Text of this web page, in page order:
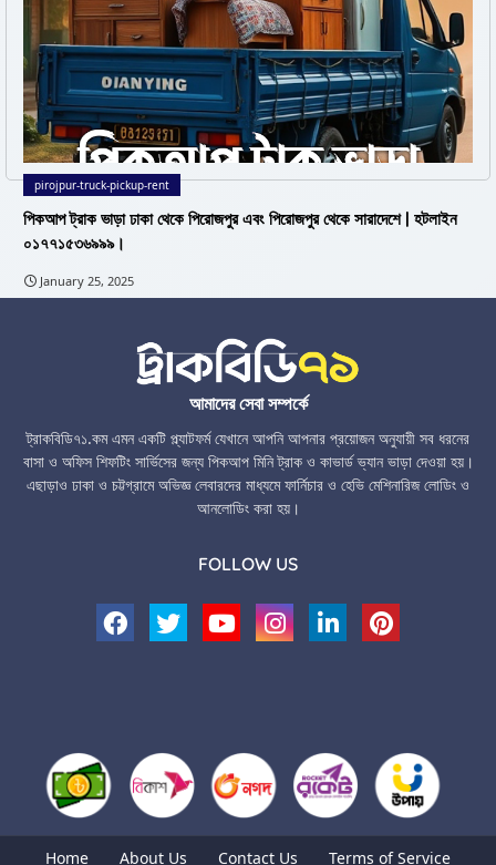
pirojpur-truck-pickup-rent
পিকআপ ট্রাক ভাড়া ঢাকা থেকে পিরোজপুর এবং পিরোজপুর থেকে সারাদেশে | হটলাইন
০১৭৭১৫৩৬৯৯৯।
January 25, 2025
আমাদের সেবা সম্পর্কে
ট্রাকবিডি৭১.কম এমন একটি প্ল্যাটফর্ম যেখানে আপনি আপনার প্রয়োজন অনুযায়ী সব ধরনের
বাসা ও অফিস শিফটিং সার্ভিসের জন্য পিকআপ মিনি ট্রাক ও কাভার্ড ভ্যান ভাড়া দেওয়া হয়।
এছাড়াও ঢাকা ও চট্টগ্রামে অভিজ্ঞ লেবারদের মাধ্যমে ফার্নিচার ও হেভি মেশিনারিজ লোডিং ও
আনলোডিং করা হয়।
FOLLOW US
Home About Us Contact Us Terms of Service